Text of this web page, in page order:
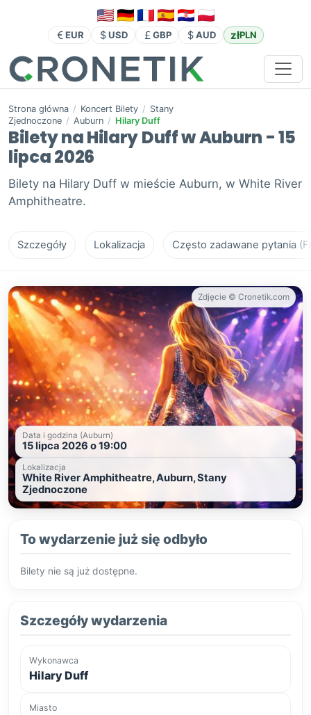
EUR USD GBP AUD złPLN
Strona główna / Koncert Bilety / Stany
Zjednoczone / Auburn / Hilary Duff
Bilety na Hilary Duff w Auburn - 15
lipca 2026
Bilety na Hilary Duff w mieście Auburn, w White River
Amphitheatre.
Szczegóły Lokalizacja Często zadawane pytania
Zdjęcie © Cronetik.com
Data i godzina (Auburn)
15 lipca 2026 o 19:00
Lokalizacja
White River Amphitheatre, Auburn, Stany
Zjednoczone
To wydarzenie już się odbyło
Bilety nie są już dostępne.
Szczegóły wydarzenia
Wykonawca
Hilary Duff
Miasto